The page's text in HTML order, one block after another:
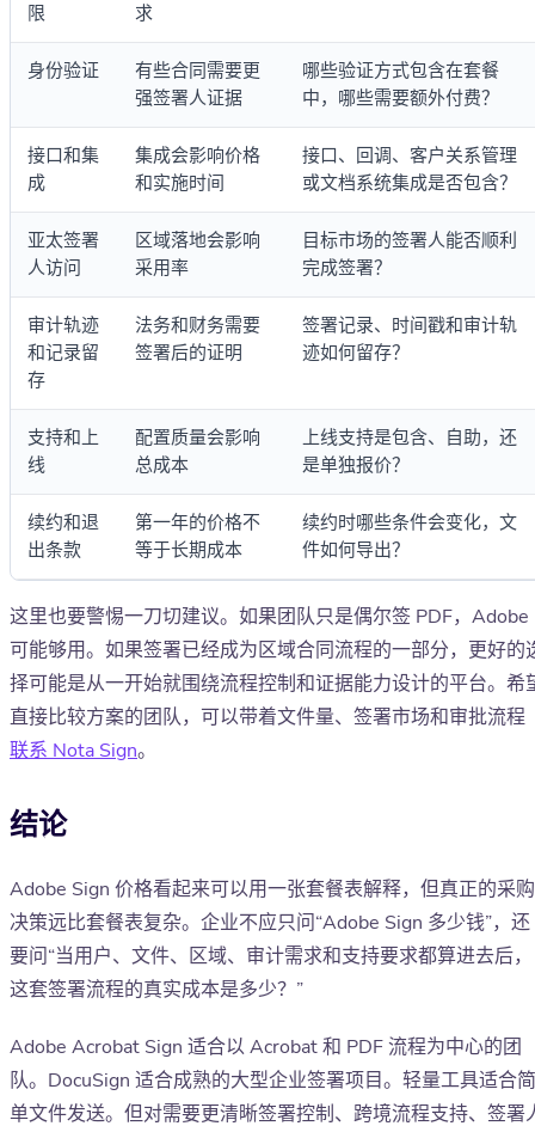
限
求
身份验证
有些合同需要更
强签署人证据
哪些验证方式包含在套餐
中，哪些需要额外付费？
接口和集
成
集成会影响价格
和实施时间
接口、回调、客户关系管理
或文档系统集成是否包含？
亚太签署
人访问
区域落地会影响
采用率
目标市场的签署人能否顺利
完成签署？
审计轨迹
和记录留
存
法务和财务需要
签署后的证明
签署记录、时间戳和审计轨
迹如何留存？
支持和上
线
配置质量会影响
总成本
上线支持是包含、自助，还
是单独报价？
续约和退
出条款
第一年的价格不
等于长期成本
续约时哪些条件会变化，文
件如何导出？
这里也要警惕一刀切建议。如果团队只是偶尔签 PDF，Adobe
可能够用。如果签署已经成为区域合同流程的一部分，更好的
择可能是从一开始就围绕流程控制和证据能力设计的平台。希
直接比较方案的团队，可以带着文件量、签署市场和审批流程
联系 Nota Sign。
结论
Adobe Sign 价格看起来可以用一张套餐表解释，但真正的采购
决策远比套餐表复杂。企业不应只问“Adobe Sign 多少钱”，还
要问“当用户、文件、区域、审计需求和支持要求都算进去后，
这套签署流程的真实成本是多少？”
Adobe Acrobat Sign 适合以 Acrobat 和 PDF 流程为中心的团
队。DocuSign 适合成熟的大型企业签署项目。轻量工具适合简
单文件发送。但对需要更清晰签署控制、跨境流程支持、签署